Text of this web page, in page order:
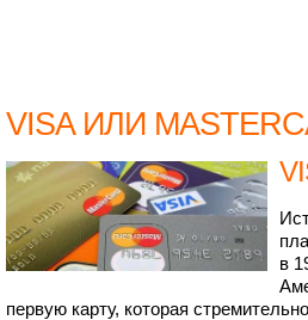
VISA ИЛИ
в
первую карту, которая